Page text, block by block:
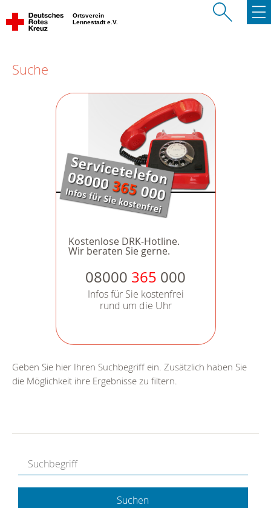
Ortsverein
Lennestadt e.V.
Suche
Kostenlose DRK-Hotline.
Wir beraten Sie gerne.
08000 365 000
Infos für Sie kostenfrei
rund um die Uhr
Geben Sie hier Ihren Suchbegriff ein. Zusätzlich haben Sie
die Möglichkeit ihre Ergebnisse zu filtern.
Suchen